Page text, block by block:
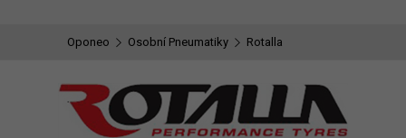
Oponeo Osobní Pneumatiky Rotalla